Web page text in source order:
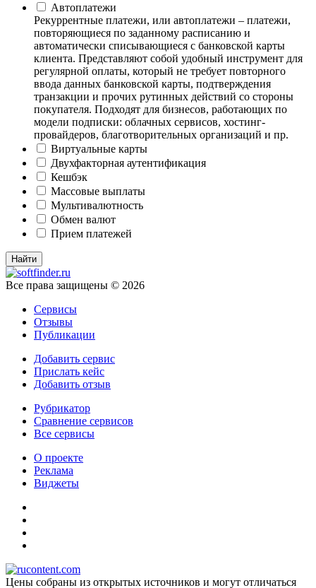
Автоплатежи
Рекуррентные платежи, или автоплатежи – платежи,
повторяющиеся по заданному расписанию и
автоматически списывающиеся с банковской карты
клиента. Представляют собой удобный инструмент для
регулярной оплаты, который не требует повторного
ввода данных банковской карты, подтверждения
транзакции и прочих рутинных действий со стороны
покупателя. Подходят для бизнесов, работающих по
модели подписки: облачных сервисов, хостинг-
провайдеров, благотворительных организаций и пр.
Виртуальные карты
Двухфакторная аутентификация
Кешбэк
Массовые выплаты
Мультивалютность
Обмен валют
Прием платежей
Все права защищены © 2026
Сервисы
Отзывы
Публикации
Добавить сервис
Прислать кейс
Добавить отзыв
Рубрикатор
Сравнение сервисов
Все сервисы
О проекте
Реклама
Виджеты
Цены собраны из открытых источников и могут отличаться